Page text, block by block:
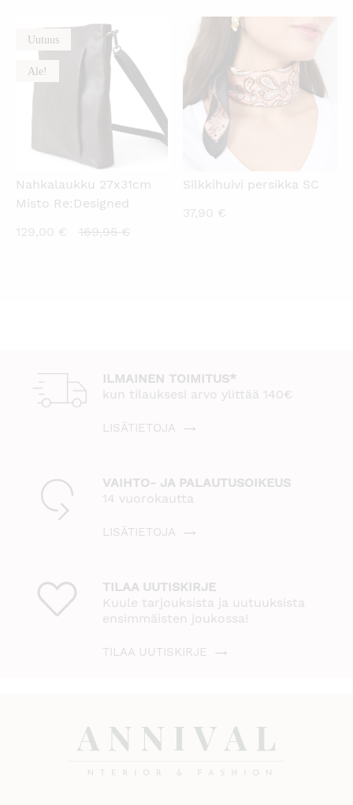
179,00 €.
Uutuus
Ale!
KATSO PIKANÄKYMÄ
Nahkalaukku 27x31cm
Misto Re:Designed
129,00 €
Nykyinen
169,95€Alkuperäinen
Silkkihuivi persikka SC
37,90 €
ILMAINEN TOIMITUS*
kun tilauksesi arvo ylittää 140€
LISÄTIETOJA
VAIHTO- JA PALAUTUSOIKEUS
14 vuorokautta
LISÄTIETOJA
TILAA UUTISKIRJE
Kuule tarjouksista ja uutuuksista
ensimmäisten joukossa!
TILAA UUTISKIRJE